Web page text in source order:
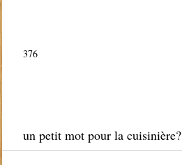
376
un petit mot pour la cuisinière?